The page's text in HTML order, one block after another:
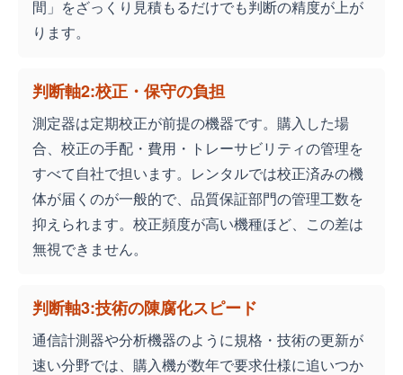
間」をざっくり見積もるだけでも判断の精度が上が
ります。
判断軸2:校正・保守の負担
測定器は定期校正が前提の機器です。購入した場
合、校正の手配・費用・トレーサビリティの管理を
すべて自社で担います。レンタルでは校正済みの機
体が届くのが一般的で、品質保証部門の管理工数を
抑えられます。校正頻度が高い機種ほど、この差は
無視できません。
判断軸3:技術の陳腐化スピード
通信計測器や分析機器のように規格・技術の更新が
速い分野では、購入機が数年で要求仕様に追いつか